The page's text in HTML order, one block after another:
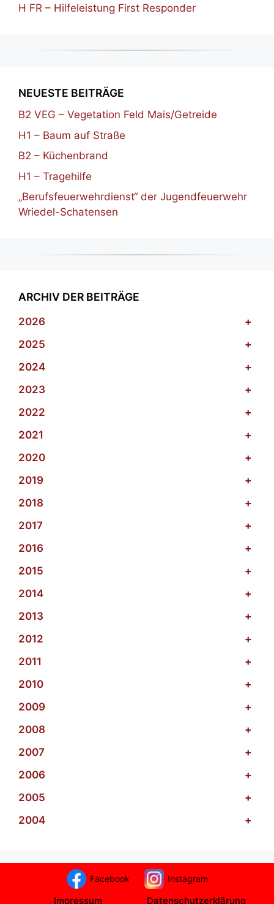
H FR – Hilfeleistung First Responder
NEUESTE BEITRÄGE
B2 VEG – Vegetation Feld Mais/Getreide
H1 – Baum auf Straße
B2 – Küchenbrand
H1 – Tragehilfe
„Berufsfeuerwehrdienst“ der Jugendfeuerwehr
Wriedel-Schatensen
ARCHIV DER BEITRÄGE
2026
+
2025
+
2024
+
2023
+
2022
+
2021
+
2020
+
2019
+
2018
+
2017
+
2016
+
2015
+
2014
+
2013
+
2012
+
2011
+
2010
+
2009
+
2008
+
2007
+
2006
+
2005
+
2004
+
Facebook Instagram
Impressum Datenschutzerklärung